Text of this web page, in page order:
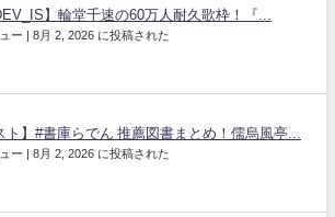
】輪堂千速の60万人耐久歌枠！『...
ー | 8月 2, 2026 に投稿された
ト】#書庫らでん 推薦図書まとめ！儒烏風亭...
ー | 8月 2, 2026 に投稿された